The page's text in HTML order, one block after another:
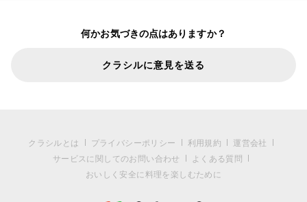
何かお気づきの点はありますか？
クラシルに意見を送る
クラシルとは プライバシーポリシー 利用規約
運営会社
サービスに関してのお問い合わせ
よくある質問
おいしく安全に料理を楽しむために